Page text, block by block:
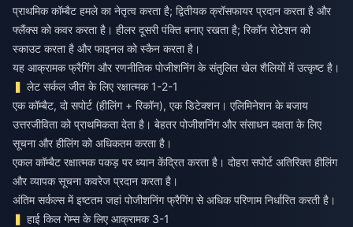
प्राथमिक कॉम्बैट हमले का नेतृत्व करता है; द्वितीयक क्रॉसफायर प्रदान करता है और
फ्लैंक्स को कवर करता है। हीलर दूसरी पंक्ति बनाए रखता है; रिकॉन रोटेशन को
स्काउट करता है और फाइनल को स्कैन करता है।
यह आक्रामक फ्रैगिंग और रणनीतिक पोजीशनिंग के संतुलित खेल शैलियों में उत्कृष्ट है।
लेट सर्कल जीत के लिए रक्षात्मक 1-2-1
एक कॉम्बैट, दो सपोर्ट (हीलिंग + रिकॉन), एक डिटेक्शन। एलिमिनेशन के बजाय
उत्तरजीविता को प्राथमिकता देता है। बेहतर पोजीशनिंग और संसाधन दक्षता के लिए
सूचना और हीलिंग को अधिकतम करता है।
एकल कॉम्बैट रक्षात्मक पकड़ पर ध्यान केंद्रित करता है। दोहरा सपोर्ट अतिरिक्त हीलिंग
और व्यापक सूचना कवरेज प्रदान करता है।
अंतिम सर्कल्स में इष्टतम जहां पोजीशनिंग फ्रैगिंग से अधिक परिणाम निर्धारित करती है।
हाई किल गेम्स के लिए आक्रामक 3-1